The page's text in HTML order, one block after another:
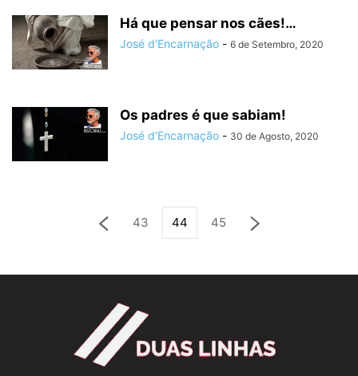
Há que pensar nos cães!…
José d'Encarnação - 6 de Setembro, 2020
Os padres é que sabiam!
José d'Encarnação - 30 de Agosto, 2020
43 44 45